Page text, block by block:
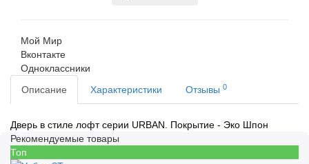
Мой Мир
Вконтакте
Одноклассники
Описание
Характеристики Отзывы 0
Дверь в стиле лофт серии URBAN. Покрытие - Эко Шпон
Рекомендуемые товары
Топ